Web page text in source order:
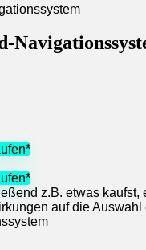
z.B. etwas
auf die